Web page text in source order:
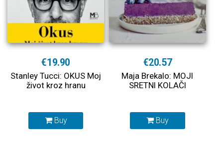
€19.90
Stanley Tucci: OKUS Moj
život kroz hranu
Buy
€20.57
Maja Brekalo: MOJI
SRETNI KOLAČI
Buy